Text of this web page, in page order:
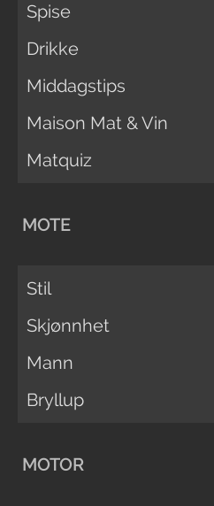
Spise
Drikke
Middagstips
Maison Mat & Vin
Matquiz
MOTE
Stil
Skjønnhet
Mann
Bryllup
MOTOR